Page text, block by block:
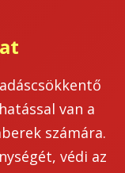
van a
számára.
védi az